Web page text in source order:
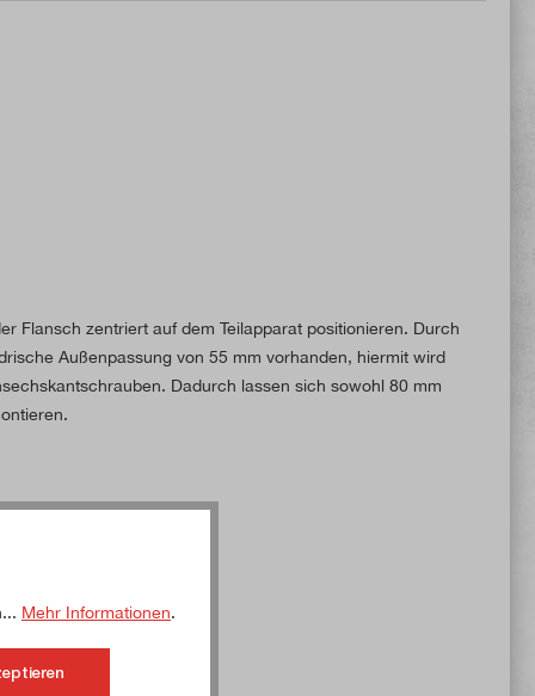
Flansch zentriert auf dem Teilapparat positionieren. Durch
Außenpassung von 55 mm vorhanden, hiermit wird
Dadurch lassen sich sowohl 80 mm
Mehr Informationen.